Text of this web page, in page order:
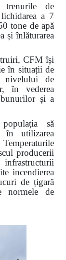
trenurile de
a 7
tone de apă
și înlăturarea
CFM își
în situații de
nivelului de
în vederea
și a
să
în utilizarea
producerii
incendierea
de țigară
normele de